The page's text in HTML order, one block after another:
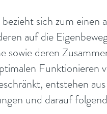
sich zum einen
auf die
sowie deren
Funktionieren
entstehen
und darauf